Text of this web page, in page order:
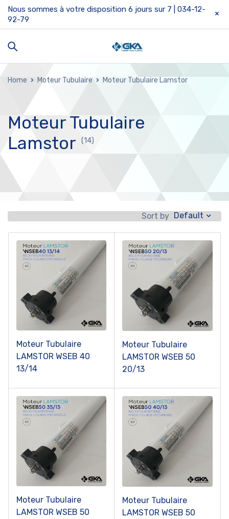
Nous sommes à votre disposition 6 jours sur 7 | 034-12-
92-79
Home Moteur Tubulaire Moteur Tubulaire Lamstor
Moteur Tubulaire
Lamstor
(14)
Sort by Default
Moteur Tubulaire
LAMSTOR WSEB 40
13/14
Moteur Tubulaire
LAMSTOR WSEB 50
20/13
Moteur Tubulaire
LAMSTOR WSEB 50
Moteur Tubulaire
LAMSTOR WSEB 50